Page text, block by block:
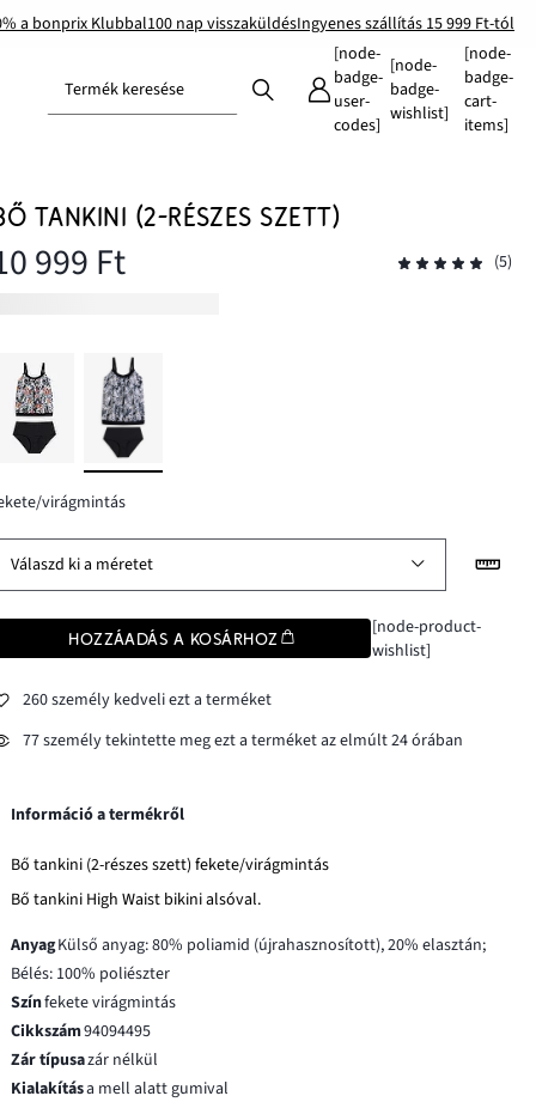
a bonprix Klubbal100 nap visszaküldésIngyenes szállítás 15 999 Ft-tól
Termék keresése
[node-
badge-
user-
codes]
[node-
badge-
wishlist]
[node-
badge-
cart-
items]
TANKINI (2-RÉSZES SZETT)
999 Ft (5)
virágmintás
Válaszd ki a méretet
HOZZÁADÁS A KOSÁRHOZ
[node-product-
wishlist]
260 személy kedveli ezt a terméket
77 személy tekintette meg ezt a terméket az elmúlt 24 órában
Információ a termékről
Bő tankini (2-részes szett) fekete/virágmintás
Bő tankini High Waist bikini alsóval.
AnyagKülső anyag: 80% poliamid (újrahasznosított), 20% elasztán;
Bélés: 100% poliészter
Színfekete virágmintás
Cikkszám94094495
Zár típusazár nélkül
Kialakítása mell alatt gumival